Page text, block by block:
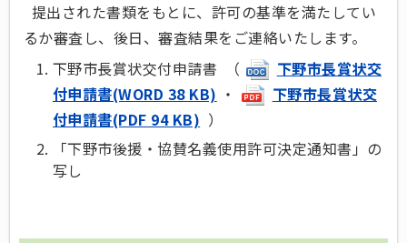
提出された書類をもとに、許可の基準を満たしてい
るか審査し、後日、審査結果をご連絡いたします。
下野市長賞状交付申請書 （
下野市長賞状交
付申請書(WORD 38 KB) ・
下野市長賞状交
付申請書(PDF 94 KB) ）
「下野市後援・協賛名義使用許可決定通知書」の
写し